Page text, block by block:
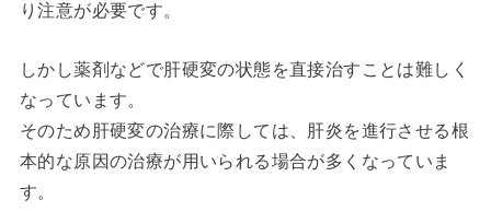
り注意が必要です。
しかし薬剤などで肝硬変の状態を直接治すことは難しく
なっています。
そのため肝硬変の治療に際しては、肝炎を進行させる根
本的な原因の治療が用いられる場合が多くなっていま
す。